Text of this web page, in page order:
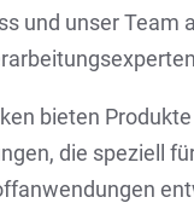
und unser Team
bieten
die speziell